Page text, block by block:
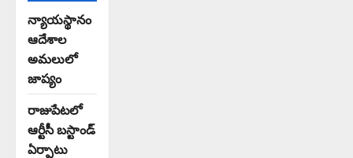
న్యాయస్థానం
ఆదేశాల
అమలులో
జాప్యం
రాజుపేటలో
ఆర్టీసీ బస్టాండ్
ఏర్పాటు